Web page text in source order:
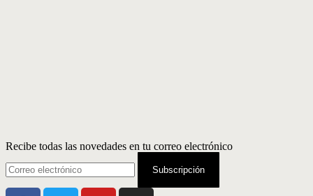
Recibe todas las novedades en tu correo electrónico